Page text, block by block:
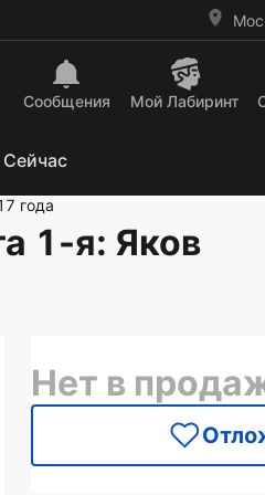
Сообщения Mой Лабиринт
года
1-я: Яков
Нет в